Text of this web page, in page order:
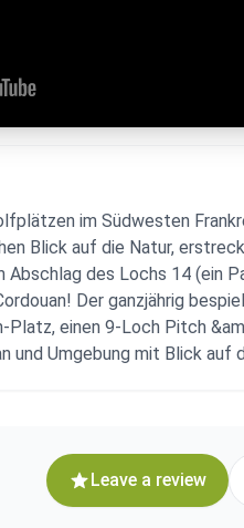
im Südwesten
Blick auf die Natur,
Abschlag des Lochs 14 (ein
Der ganzjährig
Platz, einen 9-Loch Pitch
und Umgebung mit Blick auf
Leave a review